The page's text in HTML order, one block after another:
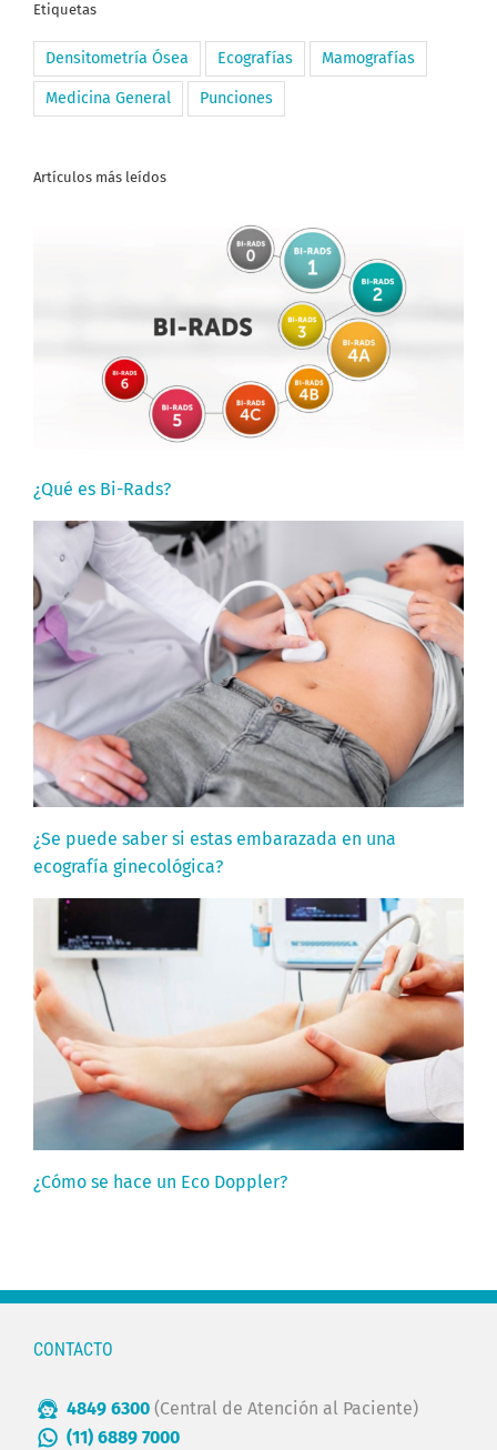
Etiquetas
Densitometría Ósea Ecografías Mamografías
Medicina General Punciones
Artículos más leídos
¿Qué es Bi-Rads?
¿Se puede saber si estas embarazada en una
ecografía ginecológica?
¿Cómo se hace un Eco Doppler?
CONTACTO
4849 6300 (Central de Atención al Paciente)
(11) 6889 7000